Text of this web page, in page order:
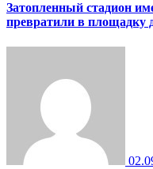
Затопленный стадион
превратили в площадку